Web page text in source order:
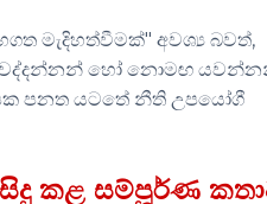
මැදිහත්වීමක්" අවශ්‍ය බවත්,
හෝ නොමඟ
පනත යටතේ නීති උපයෝගී
සිදු කළ සම්පූර්ණ